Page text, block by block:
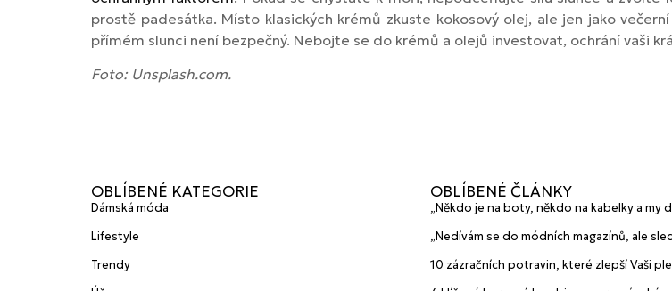
prostě padesátka. Místo klasických krémů zkuste kokosový olej, ale jen jako
přímém slunci není bezpečný. Nebojte se do krémů a olejů investovat, ochrání vaši
Foto: Unsplash.com.
OBLÍBENÉ KATEGORIE
Dámská móda
Lifestyle
Trendy
OBLÍBENÉ ČLÁNKY
„Někdo je na boty, někdo na kabelky a my
značky HANAJANA Swimwear
„Nedívám se do módních magazínů, ale
10 zázračních potravin, které zlepší Vaši